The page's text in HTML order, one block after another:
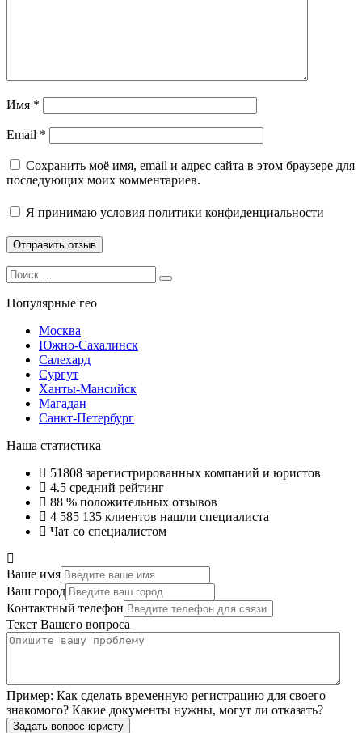
Имя *
Email *
Сохранить моё имя, email и адрес сайта в этом браузере для
последующих моих комментариев.
Я принимаю условия политики конфиденциальности
Search
for:
Search
Популярные гео
Москва
Южно-Сахалинск
Салехард
Сургут
Ханты-Мансийск
Магадан
Санкт-Петербург
Наша статистика
51808 зарегистрированных компаний и юристов
4.5 средний рейтинг
88 % положительных отзывов
4 585 135 клиентов нашли специалиста
Чат со специалистом
Ваше имя
Ваш город
Контактный телефон
Текст Вашего вопроса
Пример: Как сделать временную регистрацию для своего
знакомого? Какие документы нужны, могут ли отказать?
Задать вопрос юристу